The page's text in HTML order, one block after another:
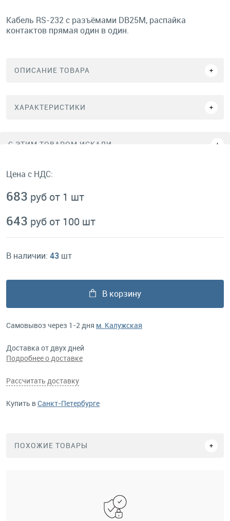
Кабель RS-232 с разъёмами DB25M, распайка
контактов прямая один в один.
ОПИСАНИЕ ТОВАРА
ХАРАКТЕРИСТИКИ
C ЭТИМ ТОВАРОМ ИСКАЛИ
Цена с НДС:
683 руб от 1 шт
643 руб от 100 шт
В наличии: 43 шт
В корзину
Самовывоз через 1-2 дня м. Калужская
Доставка от двух дней
Подробнее о доставке
Рассчитать доставку
Купить вСанкт-Петербурге
ПОХОЖИЕ ТОВАРЫ